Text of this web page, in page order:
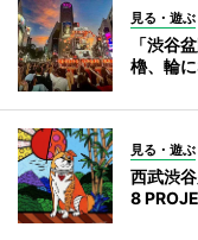
見る・遊ぶ
「渋谷
櫓、輪
見る・遊ぶ
西武渋
8